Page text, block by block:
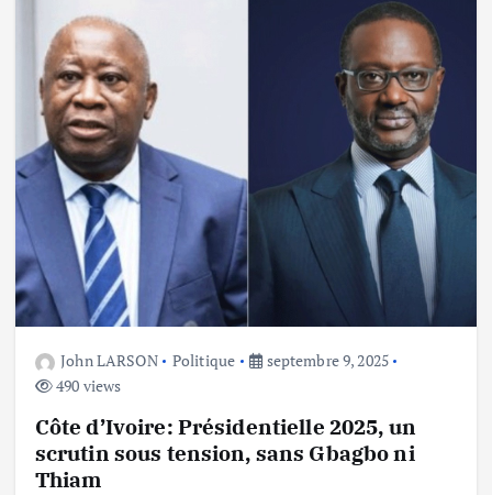
John LARSON Politique
septembre 9, 2025
490 views
Côte d’Ivoire: Présidentielle 2025, un
scrutin sous tension, sans Gbagbo ni
Thiam